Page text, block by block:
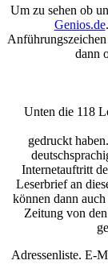
Um zu sehen ob
Genios.de
dann
Unten die 118
gedruckt
Internetauftritt
Leserbrief an
können dann
Zeitung von
Adressenliste. E-